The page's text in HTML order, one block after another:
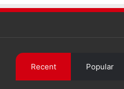
Recent Popular